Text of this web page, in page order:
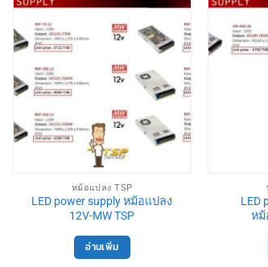
หม้อแปลง TSP
LED power supply หม้อแปลง
12V-MW TSP
อ่านเพิ่ม
LED
หม้